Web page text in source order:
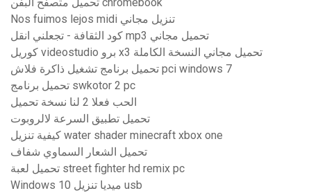
تحميل متصفح البفن chromebook
Nos fuimos lejos midi تنزيل مجاني
كود الثقافة - تجعلني انقل mp3 تحميل مجاني
كوريل videostudio برو x3 تحميل مجاني النسخة الكاملة
تحميل برنامج تشغيل ذاكرة فلاش pci windows 7
تحميل برنامج swkotor 2 pc
الحب فعلا 2 لنا نسخة تحميل
تحميل تطبيق السرعة لالروبوت
كيفية تنزيل water shader minecraft xbox one
تحميل الشعار السماوي شفاف
تحميل لعبة street fighter hd remix pc
Windows 10 ميديا ​​تنزيل usb